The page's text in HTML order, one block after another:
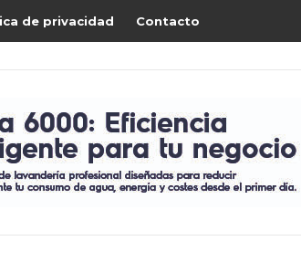
de privacidad Contacto